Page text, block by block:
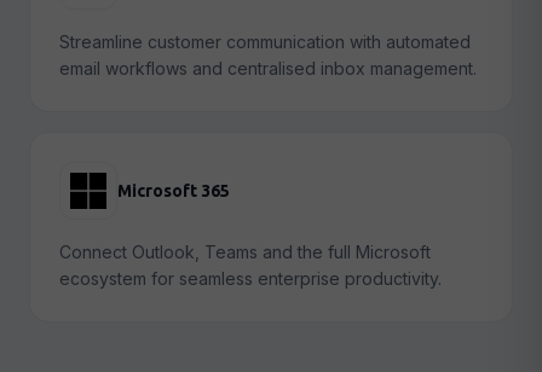
Streamline customer communication with automated
email workflows and centralised inbox management.
Microsoft 365
Connect Outlook, Teams and the full Microsoft
ecosystem for seamless enterprise productivity.